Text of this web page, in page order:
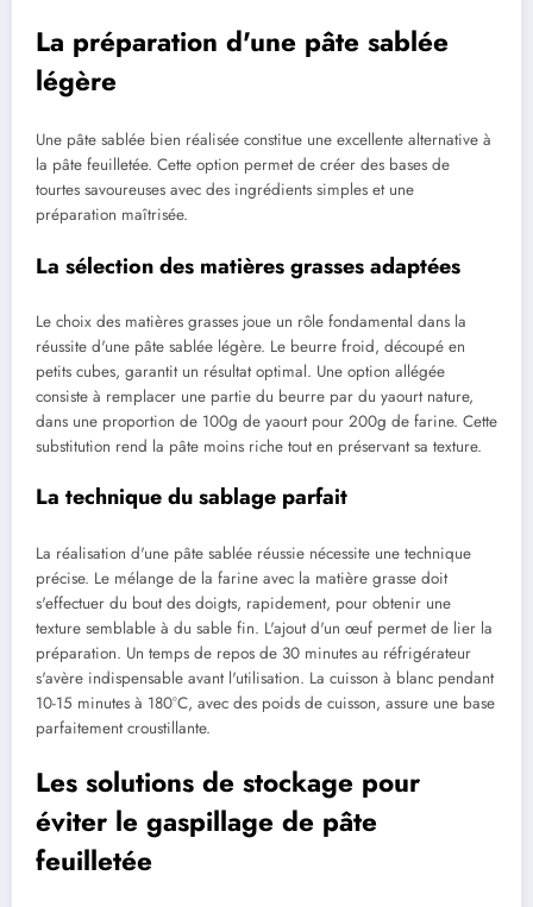
La préparation d'une pâte sablée
légère
Une pâte sablée bien réalisée constitue une excellente alternative à
la pâte feuilletée. Cette option permet de créer des bases de
tourtes savoureuses avec des ingrédients simples et une
préparation maîtrisée.
La sélection des matières grasses adaptées
Le choix des matières grasses joue un rôle fondamental dans la
réussite d'une pâte sablée légère. Le beurre froid, découpé en
petits cubes, garantit un résultat optimal. Une option allégée
consiste à remplacer une partie du beurre par du yaourt nature,
dans une proportion de 100g de yaourt pour 200g de farine. Cette
substitution rend la pâte moins riche tout en préservant sa texture.
La technique du sablage parfait
La réalisation d'une pâte sablée réussie nécessite une technique
précise. Le mélange de la farine avec la matière grasse doit
s'effectuer du bout des doigts, rapidement, pour obtenir une
texture semblable à du sable fin. L'ajout d'un œuf permet de lier la
préparation. Un temps de repos de 30 minutes au réfrigérateur
s'avère indispensable avant l'utilisation. La cuisson à blanc pendant
10-15 minutes à 180°C, avec des poids de cuisson, assure une base
parfaitement croustillante.
Les solutions de stockage pour
éviter le gaspillage de pâte
feuilletée